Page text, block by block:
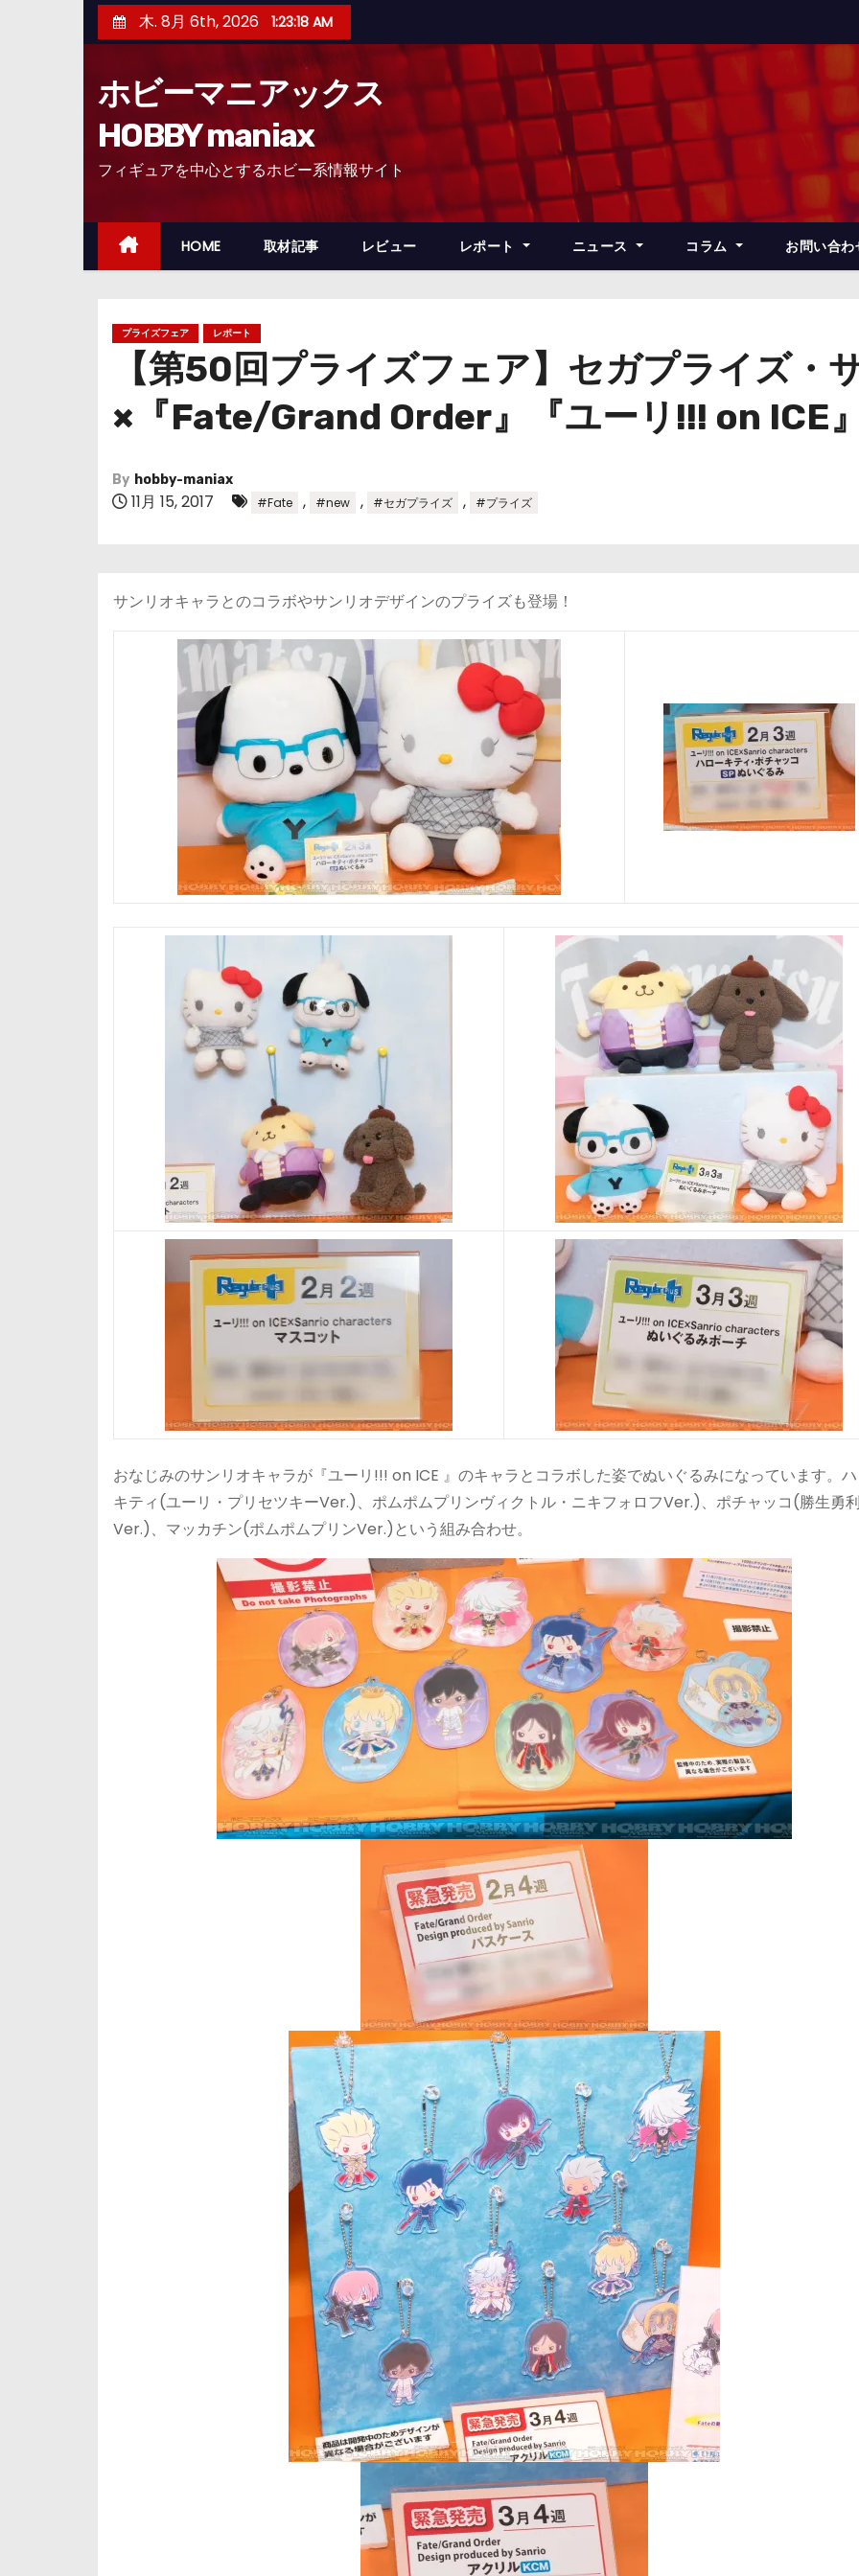
ン
ッ
木. 8月 6th, 2026 1:23:19 AM
ホビーマニアックス
HOBBY maniax
フィギュアを中心とするホビー系情報サイト
HOME 取材記事 レビュー レポート ニュース コラム お問い合わ
プライズフェア レポート
【第50回プライズフェア】セガプライズ・
×『Fate/Grand Order』『ユーリ!!! on ICE
By hobby-maniax
11月 15, 2017 #Fate , #new , #セガプライズ , #プライズ
サンリオキャラとのコラボやサンリオデザインのプライズも登場！
おなじみのサンリオキャラが『ユーリ!!! on ICE 』のキャラとコラボした姿でぬいぐるみになっています。
キティ(ユーリ・プリセツキーVer.)、ポムポムプリンヴィクトル・ニキフォロフVer.)、ポチャッコ(勝生勇利
Ver.)、マッカチン(ポムポムプリンVer.)という組み合わせ。